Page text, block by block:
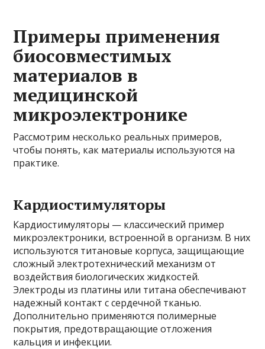
Примеры применения
биосовместимых
материалов в
медицинской
микроэлектронике
Рассмотрим несколько реальных примеров,
чтобы понять, как материалы используются на
практике.
Кардиостимуляторы
Кардиостимуляторы — классический пример
микроэлектроники, встроенной в организм. В них
используются титановые корпуса, защищающие
сложный электротехнический механизм от
воздействия биологических жидкостей.
Электроды из платины или титана обеспечивают
надежный контакт с сердечной тканью.
Дополнительно применяются полимерные
покрытия, предотвращающие отложения
кальция и инфекции.